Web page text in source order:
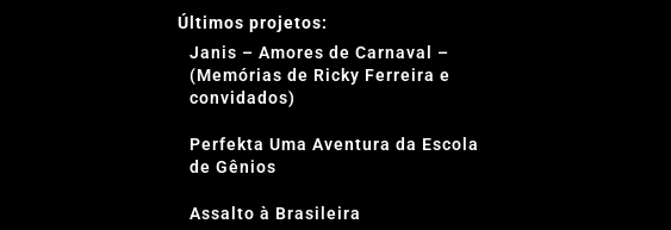
Últimos projetos:
Janis – Amores de Carnaval –
(Memórias de Ricky Ferreira e
convidados)
Perfekta Uma Aventura da Escola
de Gênios
Assalto à Brasileira